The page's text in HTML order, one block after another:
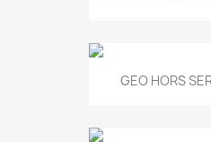
GEO HORS